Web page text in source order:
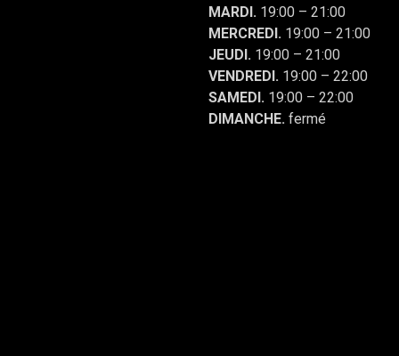
MARDI. 19:00 – 21:00
MERCREDI. 19:00 – 21:00
JEUDI. 19:00 – 21:00
VENDREDI. 19:00 – 22:00
SAMEDI. 19:00 – 22:00
DIMANCHE. fermé